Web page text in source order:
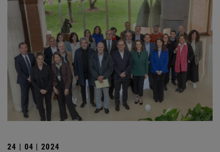
24 | 04 | 2024